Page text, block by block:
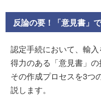
反論の要！「意見書」
認定手続において、輸
得力のある「意見書」の
その作成プロセスを3つ
説します。